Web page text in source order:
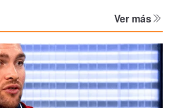
Ver más